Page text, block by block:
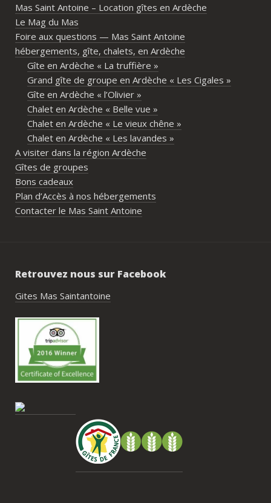
différents gîtes permettent à chacun
d’avoir son espace tout en gardant un
vrai lieu de rassemblement pour
partager les repas et les activités.Un
immense merci également aux
propriétaires pour leur disponibilité, leur
écoute et leur gentillesse tout au long de
l’organisation. Nous avons été très bien
accompagnés avant le week-end avec de
nombreux conseils utiles, aussi bien pour
les prestataires que pour l’organisation
générale de l’événement.Tout a été
simple, fluide et agréable. Les
recommandations données sur place
étaient excellentes et nous ont permis
piscine, nature, tranquillité, nombreux
hébergements et beaucoup d’activités à
très beau souvenir de ce week-end et
nous recommandons le Mas Saint-
Antoine sans hésitation.**La seule petite
contrainte du week-end concerne la
gestion des déchets, puisqu’il n’y a pas
de tri directement sur le domaine et qu’il
faut se rendre au village. Cela ne nous a
pas posé de véritable problème, mais ce
serait un vrai plus à l’avenir.
Mas Saint Antoine – Location gîtes en Ardèche
Le Mag du Mas
Foire aux questions — Mas Saint Antoine
hébergements, gîte, chalets, en Ardèche
Gîte en Ardèche « La truffière »
Grand gîte de groupe en Ardèche « Les Cigales »
Gîte en Ardèche « l’Olivier »
Chalet en Ardèche « Belle vue »
Chalet en Ardèche « Le vieux chêne »
Chalet en Ardèche « Les lavandes »
A visiter dans la région Ardèche
Gîtes de groupes
Bons cadeaux
Plan d’Accès à nos hébergements
Contacter le Mas Saint Antoine
Retrouvez nous sur Facebook
Gites Mas Saintantoine